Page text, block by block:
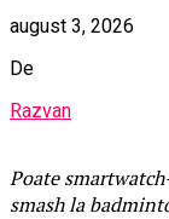
august 3, 2026
De
Razvan
Poate
smash la